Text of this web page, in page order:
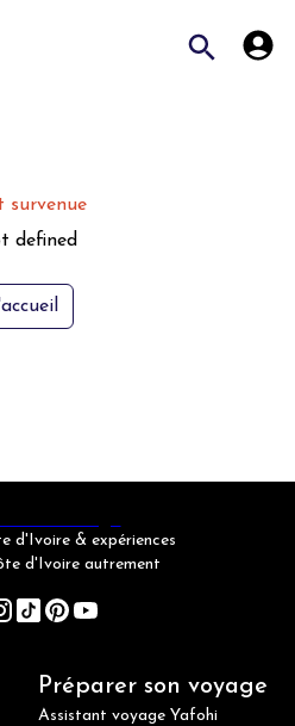
survenue
defined
d'Ivoire & expériences
d'Ivoire autrement
Préparer son voyage
Assistant voyage Yafohi